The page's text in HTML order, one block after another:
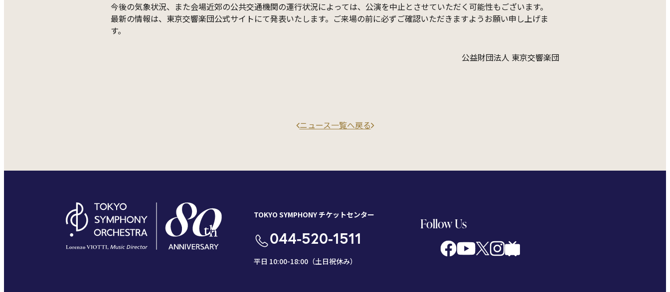
今後の気象状況、また会場近郊の公共交通機関の運行状況によっては、公演を中止とさせていただく可能性もございます。
最新の情報は、東京交響楽団公式サイトにて発表いたします。ご来場の前に必ずご確認いただきますようお願い申し上げま
す。
公益財団法人 東京交響楽団
ニュース一覧へ戻る
TOKYO SYMPHONY チケットセンター
044-520-1511
平日 10:00-18:00（土日祝休み）
Follow Us